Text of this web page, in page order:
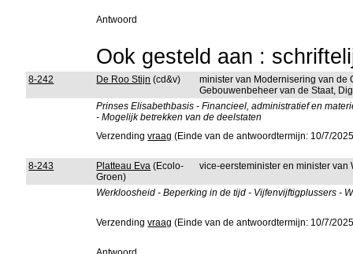
Antwoord
Ook gesteld aan :
8-242 De Roo Stijn (cd&v)
minister van Modernisering van de
Gebouwenbeheer van de Staat,
Prinses Elisabethbasis - Financieel, administratief en
- Mogelijk betrekken van de deelstaten
Verzendingvraag (Einde van de antwoordtermijn: 10/7/
8-243 Platteau Eva (Ecolo-
Groen)
vice-eersteminister en minister
Werkloosheid - Beperking in de tijd - Vijfenvijftigplussers -
Verzendingvraag (Einde van de antwoordtermijn: 10/7/